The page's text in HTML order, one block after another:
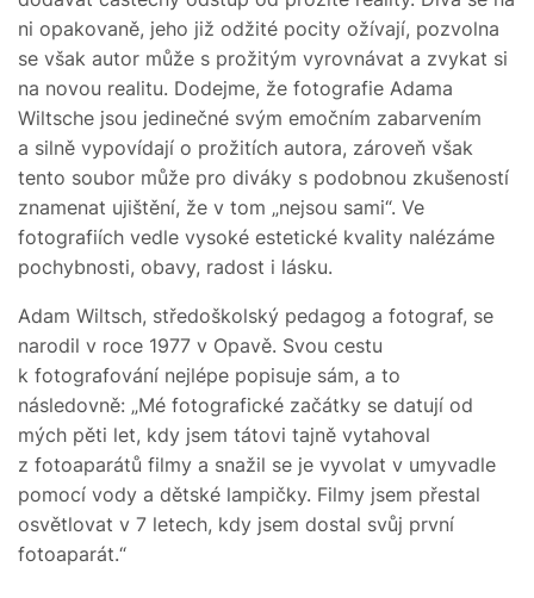
ni opakovaně, jeho již odžité pocity ožívají, pozvolna
se však autor může s prožitým vyrovnávat a zvykat si
na novou realitu. Dodejme, že fotografie Adama
Wiltsche jsou jedinečné svým emočním zabarvením
a silně vypovídají o prožitích autora, zároveň však
tento soubor může pro diváky s podobnou zkušeností
znamenat ujištění, že v tom „nejsou sami“. Ve
fotografiích vedle vysoké estetické kvality nalézáme
pochybnosti, obavy, radost i lásku.
Adam Wiltsch, středoškolský pedagog a fotograf, se
narodil v roce 1977 v Opavě. Svou cestu
k fotografování nejlépe popisuje sám, a to
následovně: „Mé fotografické začátky se datují od
mých pěti let, kdy jsem tátovi tajně vytahoval
z fotoaparátů filmy a snažil se je vyvolat v umyvadle
pomocí vody a dětské lampičky. Filmy jsem přestal
osvětlovat v 7 letech, kdy jsem dostal svůj první
fotoaparát.“